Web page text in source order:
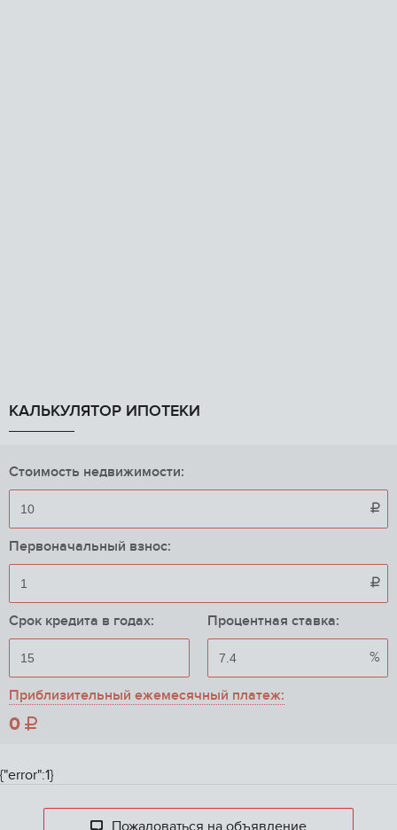
КАЛЬКУЛЯТОР ИПОТЕКИ
Стоимость недвижимости:

Первоначальный взнос:

Срок кредита в годах: Процентная ставка:
%
Приблизительный ежемесячный платеж:
0 
{"error":1}
Пожаловаться на объявление